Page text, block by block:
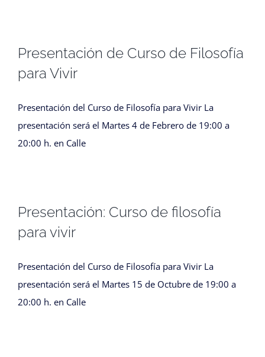
Presentación de Curso de Filosofía
para Vivir
Presentación del Curso de Filosofía para Vivir La
presentación será el Martes 4 de Febrero de 19:00 a
20:00 h. en Calle
Presentación: Curso de filosofía
para vivir
Presentación del Curso de Filosofía para Vivir La
presentación será el Martes 15 de Octubre de 19:00 a
20:00 h. en Calle